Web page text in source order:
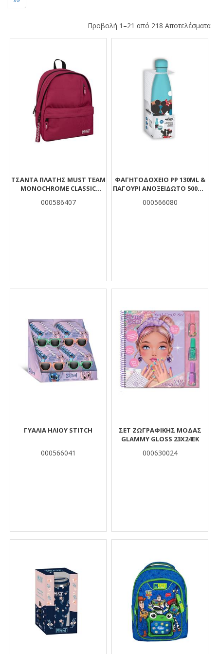
Προβολή 1–21 από 218 Αποτελέσματα
Αποτελέσματα
ΤΣΆΝΤΑ ΠΛΆΤΗΣ MUST TEAM
MONOCHROME CLASSIC
ΚΕΝΤΡΙΚΈΣ ΘΉΚΕΣ
000586407
ΦΑΓΗΤΟΔΟΧΕΙΟ PP 130ML &
ΠΑΓΟΥΡΙ ΑΝΟΞΕΙΔΩΤΟ 500ML
MICKEY
000566080
ΓΥΑΛΙΑ ΗΛΙΟΥ STITCH
000566041
ΣΕΤ ΖΩΓΡΑΦΙΚΉΣ ΜΌΔΑΣ
GLAMMY GLOSS 23X24ΕΚ
000630024